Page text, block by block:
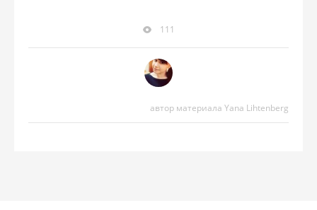
111
автор материала Yana Lihtenberg